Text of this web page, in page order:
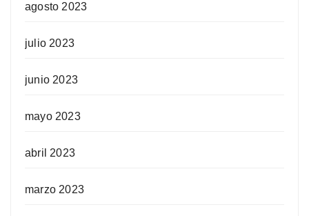
agosto 2023
julio 2023
junio 2023
mayo 2023
abril 2023
marzo 2023